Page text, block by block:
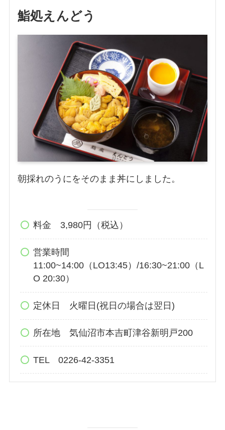
鮨処えんどう
朝採れのうにをそのまま丼にしました。
料金 3,980円（税込）
営業時間
11:00~14:00（LO13:45）/16:30~21:00（L
O 20:30）
定休日 火曜日(祝日の場合は翌日)
所在地 気仙沼市本吉町津谷新明戸200
TEL 0226-42-3351